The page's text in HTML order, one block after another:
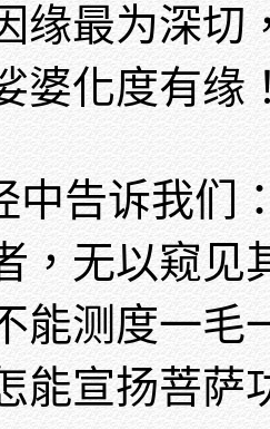
缘最为深切
婆化度有缘
中告诉我们
，无以窥见
能测度一毛
能宣扬菩萨